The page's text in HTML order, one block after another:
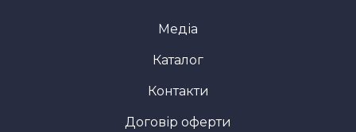
Медіа
Каталог
Контакти
Договір оферти